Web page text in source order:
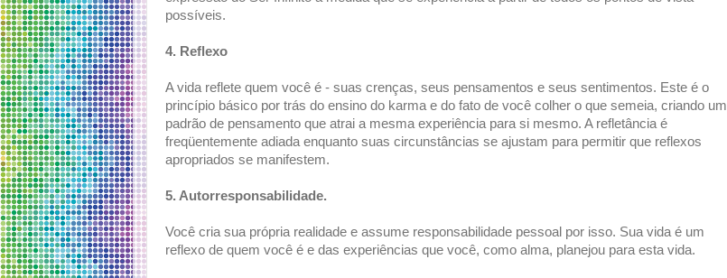
possíveis.
4. Reflexo
A vida reflete quem você é - suas crenças, seus pensamentos e seus sentimentos. Este é o
princípio básico por trás do ensino do karma e do fato de você colher o que semeia, criando um
padrão de pensamento que atrai a mesma experiência para si mesmo. A refletância é
freqüentemente adiada enquanto suas circunstâncias se ajustam para permitir que reflexos
apropriados se manifestem.
5. Autorresponsabilidade.
Você cria sua própria realidade e assume responsabilidade pessoal por isso. Sua vida é um
reflexo de quem você é e das experiências que você, como alma, planejou para esta vida.